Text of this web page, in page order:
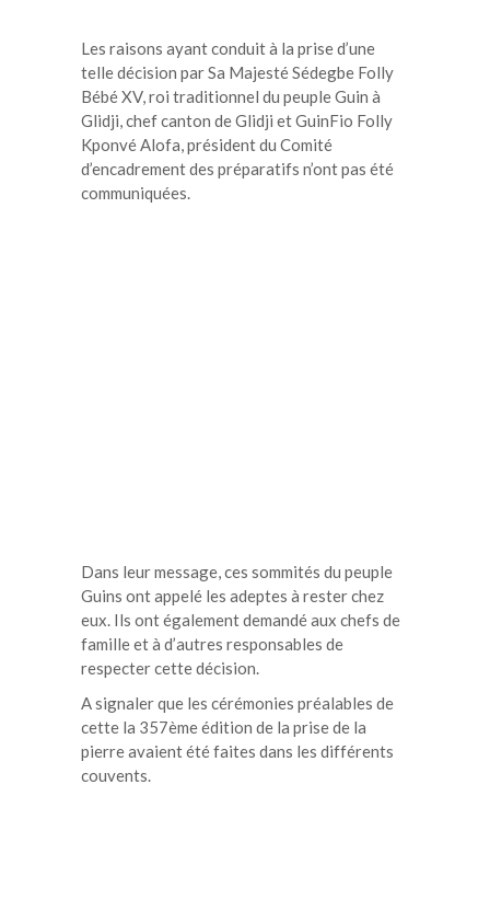
Les raisons ayant conduit à la prise d’une
telle décision par Sa Majesté Sédegbe Folly
Bébé XV, roi traditionnel du peuple Guin à
Glidji, chef canton de Glidji et GuinFio Folly
Kponvé Alofa, président du Comité
d’encadrement des préparatifs n’ont pas été
communiquées.
Dans leur message, ces sommités du peuple
Guins ont appelé les adeptes à rester chez
eux. Ils ont également demandé aux chefs de
famille et à d’autres responsables de
respecter cette décision.
A signaler que les cérémonies préalables de
cette la 357ème édition de la prise de la
pierre avaient été faites dans les différents
couvents.